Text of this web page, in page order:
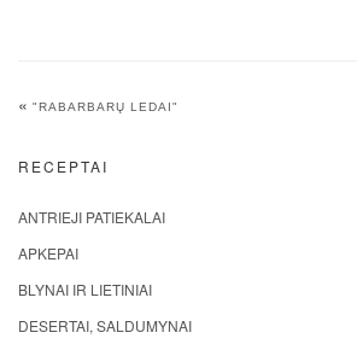
« "RABARBARŲ LEDAI"
RECEPTAI
ANTRIEJI PATIEKALAI
APKEPAI
BLYNAI IR LIETINIAI
DESERTAI, SALDUMYNAI